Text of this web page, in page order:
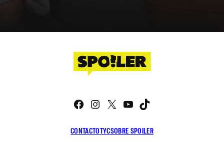
CONTACTOTYCSOBRE SPOILER
Facebook
Instagram
X YouTube